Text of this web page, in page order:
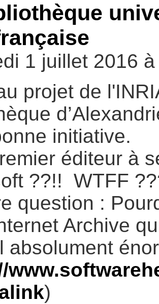
1 juillet 2016
projet de
initiative.
éditeur à
??!! WTFF
question :
Archive
absolument
)